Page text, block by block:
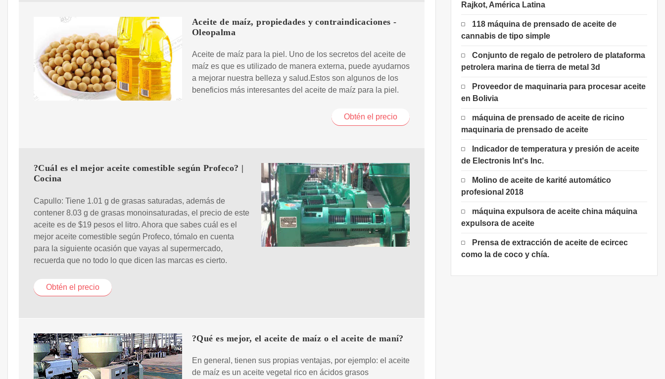
Aceite de maíz, propiedades y contraindicaciones -
Oleopalma
Aceite de maíz para la piel. Uno de los secretos del aceite de
maíz es que es utilizado de manera externa, puede ayudarnos
a mejorar nuestra belleza y salud.Estos son algunos de los
beneficios más interesantes del aceite de maíz para la piel.
Obtén el precio
?Cuál es el mejor aceite comestible según Profeco? |
Cocina
Capullo: Tiene 1.01 g de grasas saturadas, además de
contener 8.03 g de grasas monoinsaturadas, el precio de este
aceite es de $19 pesos el litro. Ahora que sabes cuál es el
mejor aceite comestible según Profeco, tómalo en cuenta
para la siguiente ocasión que vayas al supermercado,
recuerda que no todo lo que dicen las marcas es cierto.
Obtén el precio
?Qué es mejor, el aceite de maíz o el aceite de maní?
En general, tienen sus propias ventajas, por ejemplo: el aceite
de maíz es un aceite vegetal rico en ácidos grasos
Rajkot, América Latina
118 máquina de prensado de aceite de
cannabis de tipo simple
Conjunto de regalo de petrolero de plataforma
petrolera marina de tierra de metal 3d
Proveedor de maquinaria para procesar aceite
en Bolivia
máquina de prensado de aceite de ricino
maquinaria de prensado de aceite
Indicador de temperatura y presión de aceite
de Electronis Int's Inc.
Molino de aceite de karité automático
profesional 2018
máquina expulsora de aceite china máquina
expulsora de aceite
Prensa de extracción de aceite de ecircec
como la de coco y chía.